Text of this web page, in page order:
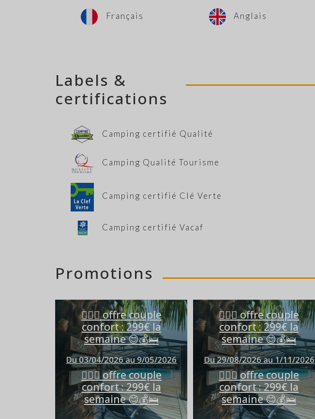
Français Anglais
Labels &
certifications
Camping certifié Qualité
Camping Qualité Tourisme
Camping certifié Clé Verte
Camping certifié Vacaf
Promotions
👩‍❤️‍👨 offre couple
confort : 299€ la
semaine 😊💰🛌
Du 03/04/2026 au 9/05/2026
👩‍❤️‍👨 offre couple
confort : 299€ la
semaine 😊💰🛌
👩‍❤️‍👨 offre couple
confort : 299€ la
semaine 😊💰🛌
Du 29/08/2026 au 1/11/2026
👩‍❤️‍👨 offre couple
confort : 299€ la
semaine 😊💰🛌